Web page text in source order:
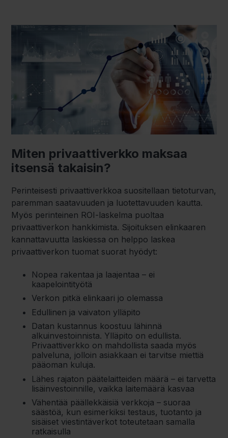
Miten privaattiverkko maksaa
itsensä takaisin?
Perinteisesti privaattiverkkoa suositellaan tietoturvan,
paremman saatavuuden ja luotettavuuden kautta.
Myös perinteinen ROI-laskelma puoltaa
privaattiverkon hankkimista. Sijoituksen elinkaaren
kannattavuutta laskiessa on helppo laskea
privaattiverkon tuomat suorat hyödyt:
Nopea rakentaa ja laajentaa – ei
kaapelointityötä
Verkon pitkä elinkaari jo olemassa
Edullinen ja vaivaton ylläpito
Datan kustannus koostuu lähinnä
alkuinvestoinnista. Ylläpito on edullista.
Privaattiverkko on mahdollista saada myös
palveluna, jolloin asiakkaan ei tarvitse miettiä
pääoman kuluja.
Lähes rajaton päätelaitteiden määrä – ei tarvetta
lisäinvestoinnille, vaikka laitemäärä kasvaa
Vähentää päällekkäisiä verkkoja – suoraa
säästöä, kun esimerkiksi testaus, tuotanto ja
sisäiset viestintäverkot toteutetaan samalla
ratkaisulla